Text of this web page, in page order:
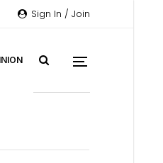
Sign In / Join